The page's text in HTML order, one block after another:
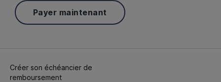
Payer maintenant
Créer son échéancier de
remboursement